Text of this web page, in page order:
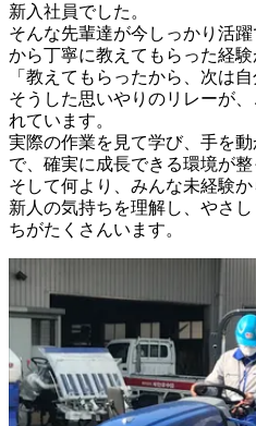
新入社員でした。
そんな先輩達が今しっかり活
から丁寧に教えてもらった経験
「教えてもらったから、次は自
そうした思いやりのリレーが
れています。
実際の作業を見て学び、手を
で、確実に成長できる環境が整
そして何より、みんな未経験
新人の気持ちを理解し、やさ
ちがたくさんいます。